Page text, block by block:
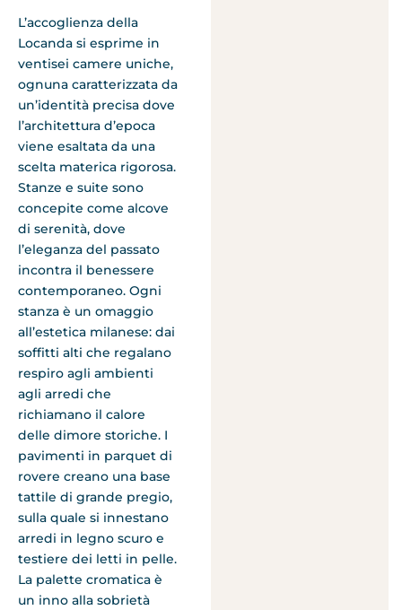
L’accoglienza della
Locanda si esprime in
ventisei camere uniche,
ognuna caratterizzata da
un’identità precisa dove
l’architettura d’epoca
viene esaltata da una
scelta materica rigorosa.
Stanze e suite sono
concepite come alcove
di serenità, dove
l’eleganza del passato
incontra il benessere
contemporaneo. Ogni
stanza è un omaggio
all’estetica milanese: dai
soffitti alti che regalano
respiro agli ambienti
agli arredi che
richiamano il calore
delle dimore storiche. I
pavimenti in parquet di
rovere creano una base
tattile di grande pregio,
sulla quale si innestano
arredi in legno scuro e
testiere dei letti in pelle.
La palette cromatica è
un inno alla sobrietà